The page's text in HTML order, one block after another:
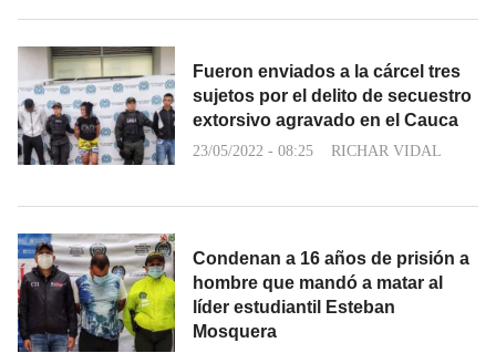
Fueron enviados a la cárcel tres
sujetos por el delito de secuestro
extorsivo agravado en el Cauca
23/05/2022 - 08:25 RICHAR VIDAL
Condenan a 16 años de prisión a
hombre que mandó a matar al
líder estudiantil Esteban
Mosquera